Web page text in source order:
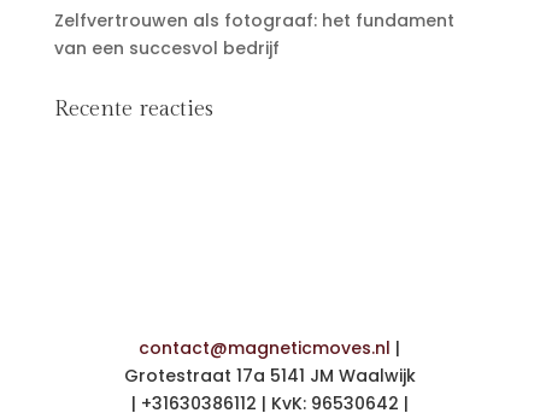
Zelfvertrouwen als fotograaf: het fundament
van een succesvol bedrijf
Recente reacties
contact@magneticmoves.nl |
Grotestraat 17a 5141 JM Waalwijk
| +31630386112 | KvK: 96530642 |